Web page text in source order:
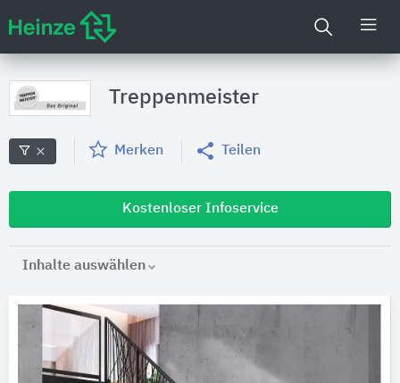
Treppenmeister
Merken Teilen
Kostenloser Infoservice
Inhalte auswählen